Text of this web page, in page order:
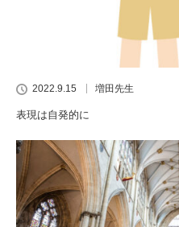
2022.9.15 増田先生
表現は自発的に